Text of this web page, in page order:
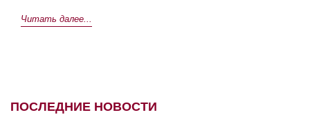
Читать далее...
ПОСЛЕДНИЕ НОВОСТИ